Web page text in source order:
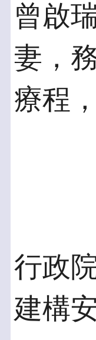
曾啟
妻，
療程
行政
建構